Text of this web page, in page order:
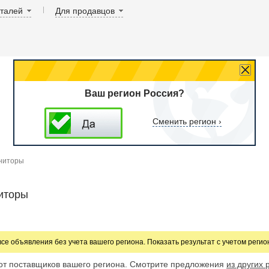
Для продавцов
Ваш регион Россия?
Сменить регион ›
объявления без учета вашего региона. Показать результат с учетом
поставщиков вашего региона. Смотрите предложения из других